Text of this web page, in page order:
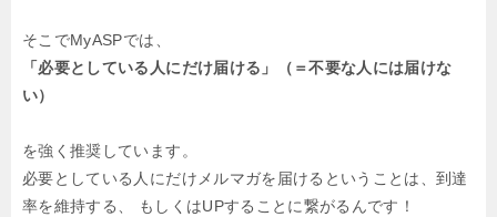
そこでMyASPでは、
「必要としている人にだけ届ける」（＝不要な人には届けな
い）
を強く推奨しています。
必要としている人にだけメルマガを届けるということは、到達
率を維持する、
もしくはUPすることに繋がるんです！